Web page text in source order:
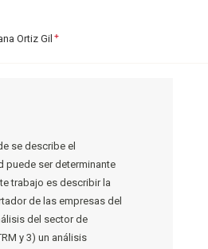
Ortiz Gil +
se describe el
puede ser determinante
trabajo es describir la
de las empresas del
del sector de
y 3) un análisis